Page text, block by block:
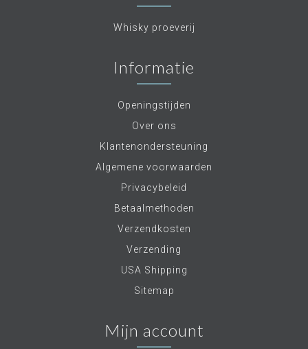
Whisky proeverij
Informatie
Openingstijden
Over ons
Klantenondersteuning
Algemene voorwaarden
Privacybeleid
Betaalmethoden
Verzendkosten
Verzending
USA Shipping
Sitemap
Mijn account